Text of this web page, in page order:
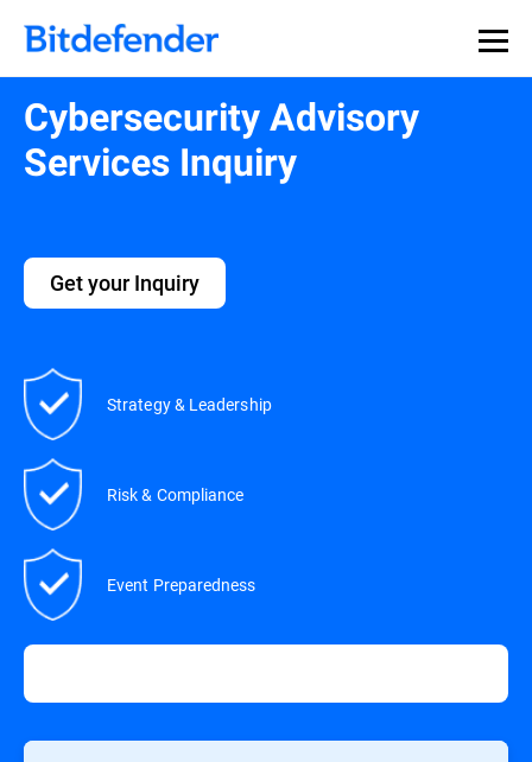
Cybersecurity Advisory
Services Inquiry
Get your Inquiry
Strategy & Leadership
Risk & Compliance
Event Preparedness